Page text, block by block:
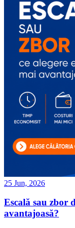
25 Jun, 2026
Escală sau zbor
avantajoasă?